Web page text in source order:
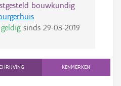
bouwkundig
sinds 29-03-2019
KENMERKEN